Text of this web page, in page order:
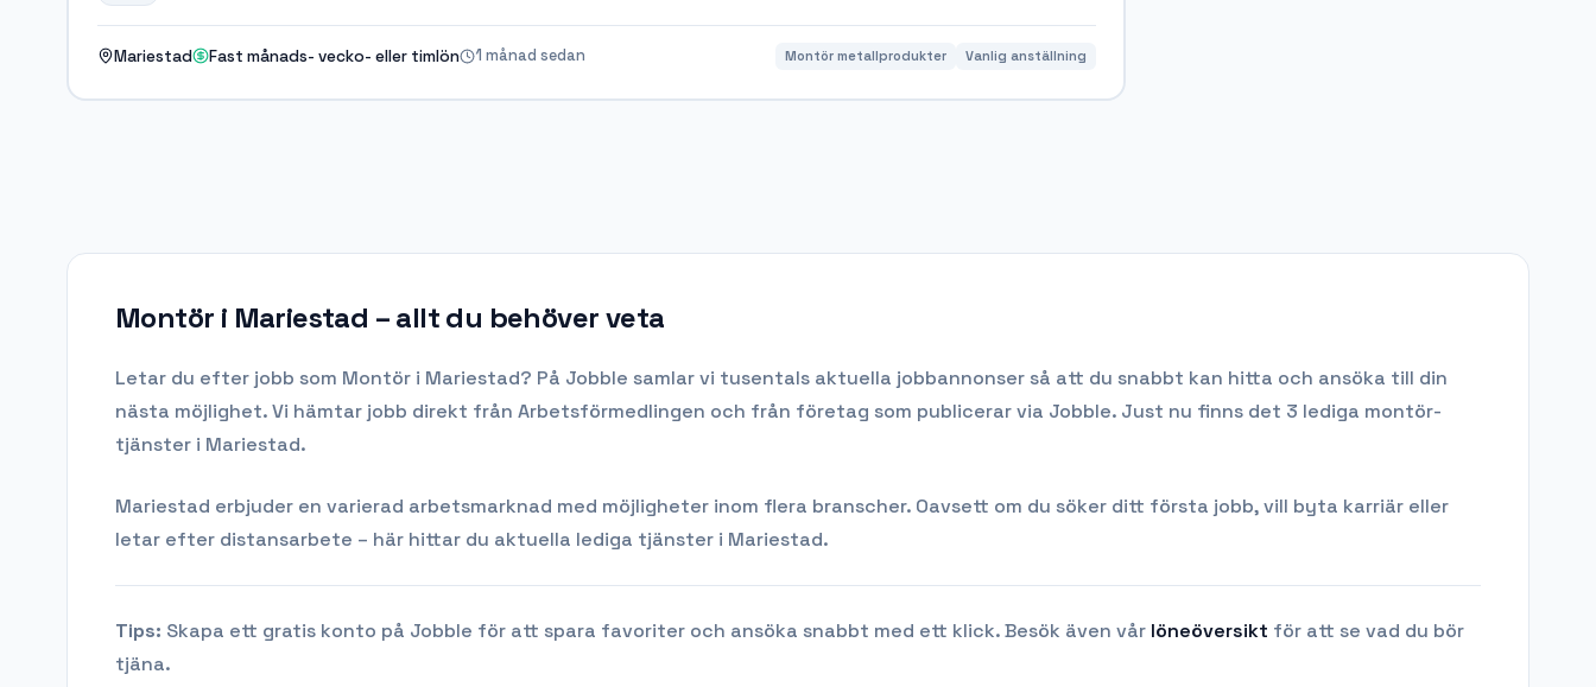
Mariestad Fast månads- vecko- eller timlön 1 månad sedan Montör metallprodukter Vanlig anställning
Montör i Mariestad – allt du behöver veta
Letar du efter jobb som Montör i Mariestad? På Jobble samlar vi tusentals aktuella jobbannonser så att du snabbt kan hitta och ansöka till din
nästa möjlighet. Vi hämtar jobb direkt från Arbetsförmedlingen och från företag som publicerar via Jobble. Just nu finns det 3 lediga montör-
tjänster i Mariestad.
Mariestad erbjuder en varierad arbetsmarknad med möjligheter inom flera branscher. Oavsett om du söker ditt första jobb, vill byta karriär eller
letar efter distansarbete – här hittar du aktuella lediga tjänster i Mariestad.
Tips: Skapa ett gratis konto på Jobble för att spara favoriter och ansöka snabbt med ett klick. Besök även vår löneöversikt för att se vad du bör
tjäna.